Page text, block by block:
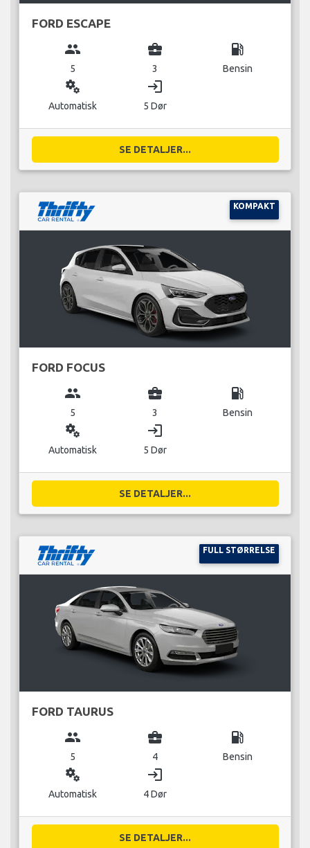
FORD ESCAPE
group
5
business_center
3
local_gas_station
Bensin
miscellaneous_services
Automatisk
login
5 Dør
SE DETALJER...
KOMPAKT
FORD FOCUS
group
5
business_center
3
local_gas_station
Bensin
miscellaneous_services
Automatisk
login
5 Dør
SE DETALJER...
FULL STØRRELSE
FORD TAURUS
group
5
business_center
4
local_gas_station
Bensin
miscellaneous_services
Automatisk
login
4 Dør
SE DETALJER...